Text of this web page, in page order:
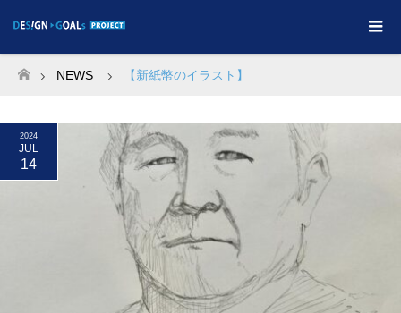
ホーム
NEWS 【新紙幣のイラスト】
2024
JUL
14